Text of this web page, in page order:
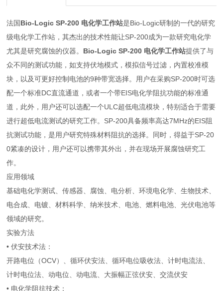
法国Bio-Logic SP-200 电化学工作站是Bio-Logic研制的一代的研究
级电化学工作站，其杰出的技术性能让SP-200成为一款研究电化学
尤其是研究腐蚀的仪器。 Bio-Logic SP-200 电化学工作站提供了与
众不同的测试功能，如支持伏地模式，模拟信号过滤，内置校准模
块，以及可更好控制电池的9种带宽选择。用户在采购SP-200时可选
配一个标准DC直流通道，或者一个带EIS电化学阻抗功能的标准通
道，此外，用户还可以选配一个ULC超低电流模块，特别适合于需要
进行超低电流测试的研究工作。SP-200具备频率高达7MHz的EIS阻
抗测试功能，是用户研究特殊材料阻抗的选择。同时，得益于SP-20
0紧凑的设计，用户还可以携带其外出，并在现场开展腐蚀研究工
作。
应用领域
基础电化学测试、传感器、腐蚀、电分析、环境电化学、生物技术、
电合成、电镀、材料科学、纳米技术、电池、燃料电池、光伏电池等
领域的研究。
实验方法
• 伏安技术法：
开路电位（OCV）、循环伏安法、循环电位吸收法、计时电流法、
计时电位法、动电位、动电流、大振幅正弦伏安、交流伏安
• 电化学阻抗技术：